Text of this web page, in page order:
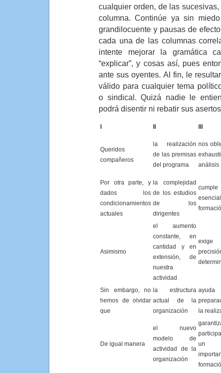
cualquier orden, de las
columna. Continúe ya sin
grandilocuente y pausas de
cada una de las columnas
intente mejorar la gramática
“explicar”, y cosas así, pues
ante sus oyentes. Al fin, le
válido para cualquier tema
o sindical. Quizá nadie le
podrá disentir ni rebatir sus
Queridos
compañeros
la realización
de las premisas
del programa
nos
análisis
Por otra parte, y
dados los
condicionamientos
actuales
la complejidad
de los estudios
de los
dirigentes
Asimismo
el aumento
constante, en
cantidad y en
extensión, de
nuestra
actividad
Sin embargo, no
hemos de olvidar
que
la estructura
actual de la
organización
la
De igual manera
el nuevo
modelo de
actividad de la
organización
un